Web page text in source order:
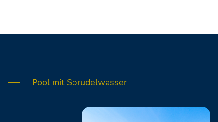
Pool mit Sprudelwasser